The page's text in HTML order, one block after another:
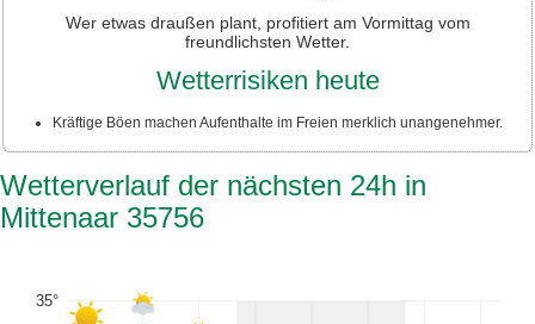
Wer etwas draußen plant, profitiert am Vormittag vom
freundlichsten Wetter.
Wetterrisiken heute
Kräftige Böen machen Aufenthalte im Freien merklich unangenehmer.
Wetterverlauf der nächsten 24h in
Mittenaar 35756
35°